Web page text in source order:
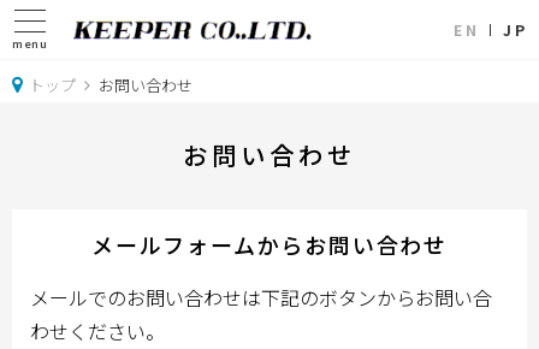
menu
EN JP
トップ お問い合わせ
お問い合わせ
メールフォームからお問い合わせ
メールでのお問い合わせは下記のボタンからお問い合
わせください。